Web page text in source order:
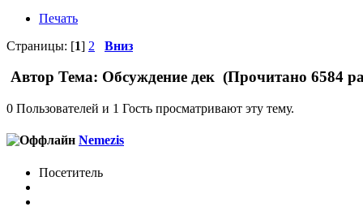
Печать
Страницы: [1] 2 Вниз
Автор Тема: Обсуждение дек (Прочитано 6584
0 Пользователей и 1 Гость просматривают эту тему.
Nemezis
Посетитель